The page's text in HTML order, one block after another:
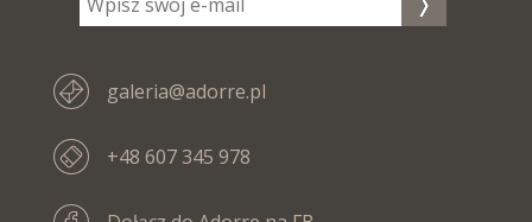
galeria@adorre.pl
+48 607 345 978